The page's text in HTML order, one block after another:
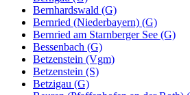
Bernhardswald (G)
Bernried (Niederbayern) (G)
Bernried am Starnberger See (G)
Bessenbach (G)
Betzenstein (Vgm)
Betzenstein (S)
Betzigau (G)